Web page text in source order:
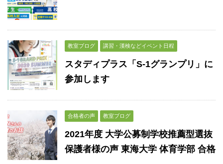
教室ブログ 講習・漢検などイベント日程
スタディプラス「S-1グランプリ」に
参加します
合格者の声 教室ブログ
2021年度 大学公募制学校推薦型選抜
保護者様の声 東海大学 体育学部 合格